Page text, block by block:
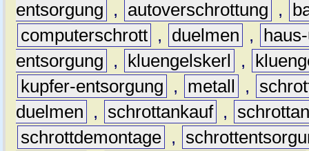
entsorgung , autoverschrottung ,
computerschrott , duelmen ,
entsorgung
, kluengelskerl ,
kupfer-entsorgung
, metall ,
duelmen
, schrottankauf ,
schrottdemontage ,